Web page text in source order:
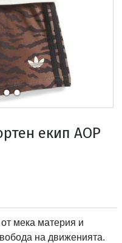
екип AOP
мека материя и
на движенията.